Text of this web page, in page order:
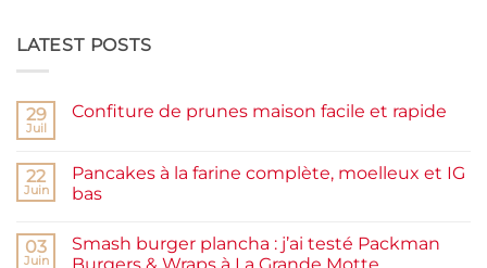
LATEST POSTS
29
Juil
Confiture de prunes maison facile et rapide
Confiture
de
prunes
et
rapide
22
Juin
Pancakes à la farine complète, moelleux et IG
bas
sur
Pancakes
03
Juin
Smash burger plancha : j’ai testé Packman